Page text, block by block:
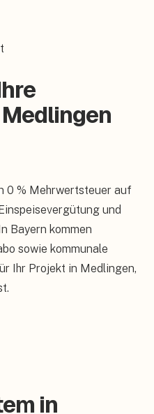
0 % Mehrwertsteuer auf
und
Bayern kommen
sowie kommunale
Ihr Projekt in Medlingen,
in